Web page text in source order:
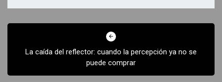
Navegación
entradas
La caída del reflector: cuando la percepción ya no se
puede comprar